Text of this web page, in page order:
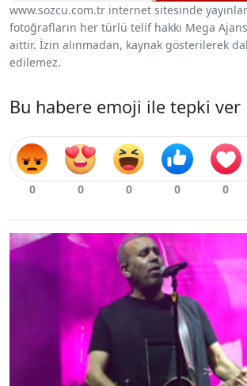
www.sozcu.com.tr internet sitesinde
fotoğrafların her türlü telif hakkı Mega Ajans
aittir. İzin alınmadan, kaynak gösterilerek
edilemez.
Bu habere emoji ile tepki ver